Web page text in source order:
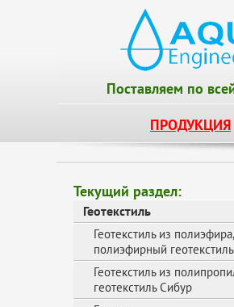
Поставляем по
ПРОДУКЦИЯ
Текущий раздел:
Геотекстиль
Геотекстиль из полиэфира,
полиэфирный геотекстиль
Геотекстиль из
геотекстиль Сибур